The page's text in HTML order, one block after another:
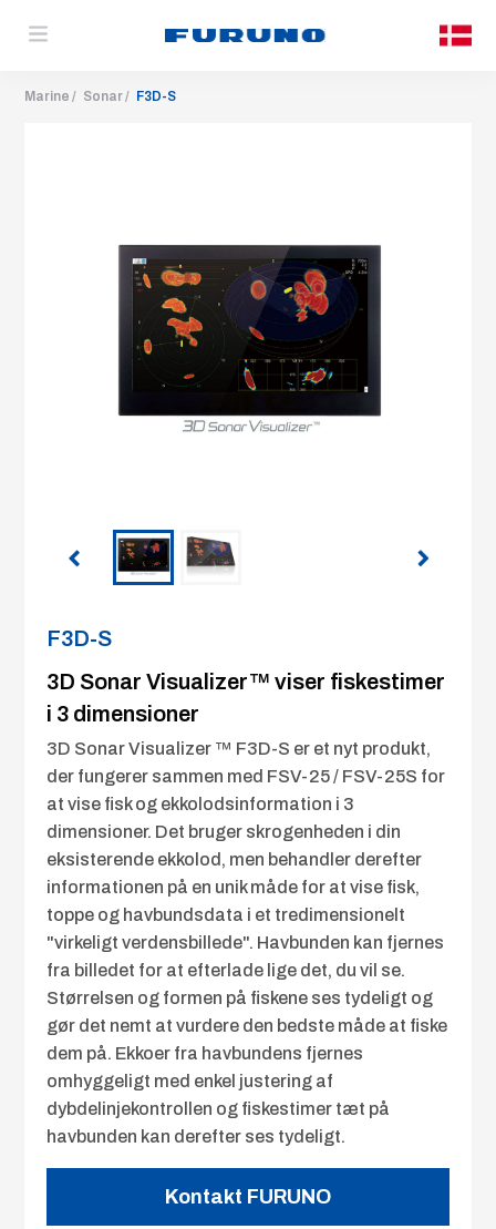
Marine Sonar F3D-S
F3D-S
3D Sonar Visualizer™ viser fiskestimer
i 3 dimensioner
3D Sonar Visualizer ™ F3D-S er et nyt produkt,
der fungerer sammen med FSV-25 / FSV-25S for
at vise fisk og ekkolodsinformation i 3
dimensioner. Det bruger skrogenheden i din
eksisterende ekkolod, men behandler derefter
informationen på en unik måde for at vise fisk,
toppe og havbundsdata i et tredimensionelt
"virkeligt verdensbillede". Havbunden kan fjernes
fra billedet for at efterlade lige det, du vil se.
Størrelsen og formen på fiskene ses tydeligt og
gør det nemt at vurdere den bedste måde at fiske
dem på. Ekkoer fra havbundens fjernes
omhyggeligt med enkel justering af
dybdelinjekontrollen og fiskestimer tæt på
havbunden kan derefter ses tydeligt.
Kontakt FURUNO